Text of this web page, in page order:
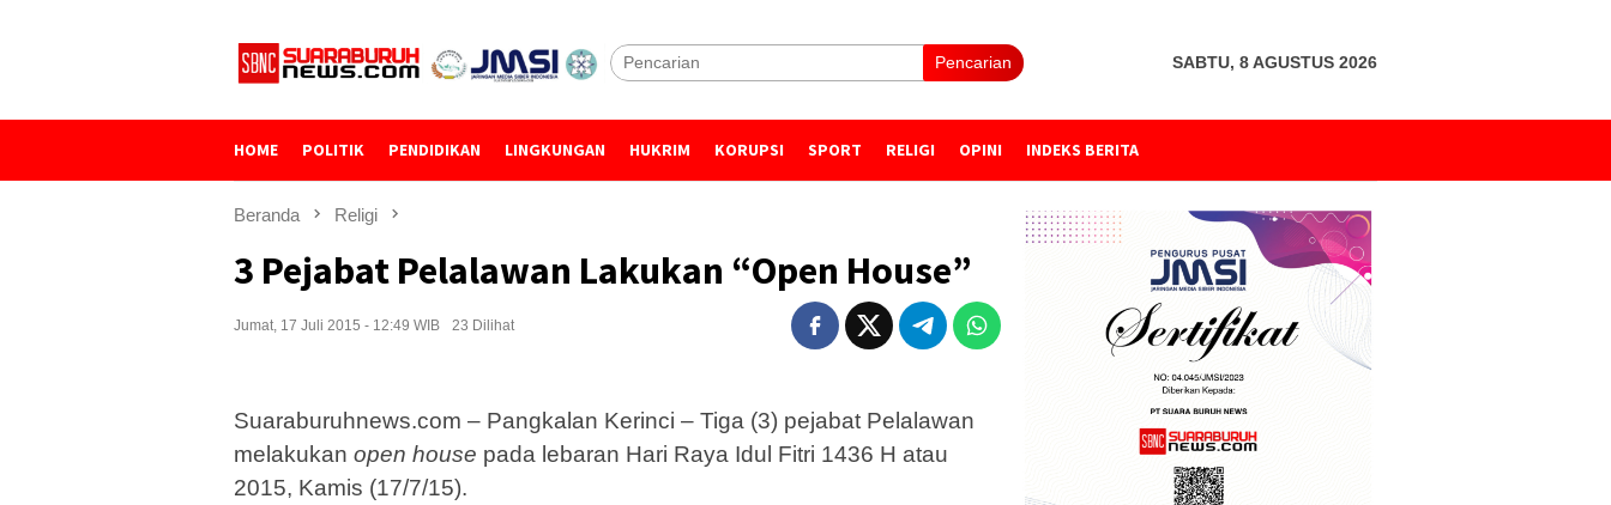
Pencarian SABTU, 8 AGUSTUS 2026
HOME POLITIK PENDIDIKAN LINGKUNGAN HUKRIM KORUPSI SPORT RELIGI OPINI INDEKS BERITA
Beranda Religi
3 Pejabat Pelalawan Lakukan “Open House”
Jumat, 17 Juli 2015 - 12:49 WIB 23 Dilihat
Suaraburuhnews.com – Pangkalan Kerinci – Tiga (3) pejabat Pelalawan
melakukan open house pada lebaran Hari Raya Idul Fitri 1436 H atau
2015, Kamis (17/7/15).